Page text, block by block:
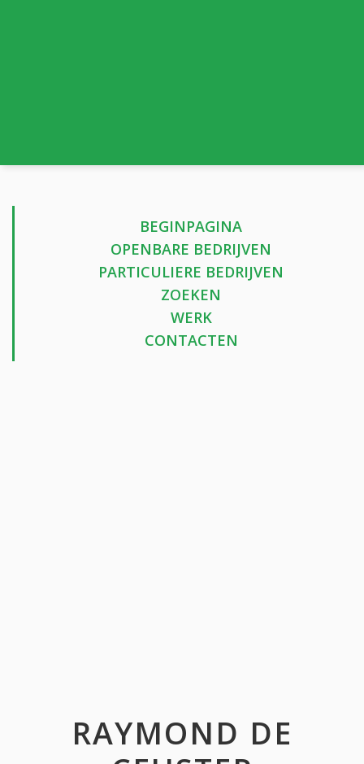
BEGINPAGINA
OPENBARE BEDRIJVEN
PARTICULIERE BEDRIJVEN
ZOEKEN
WERK
CONTACTEN
RAYMOND DE